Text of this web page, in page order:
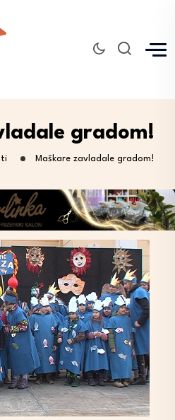
gradom!
Maškare zavladale gradom!